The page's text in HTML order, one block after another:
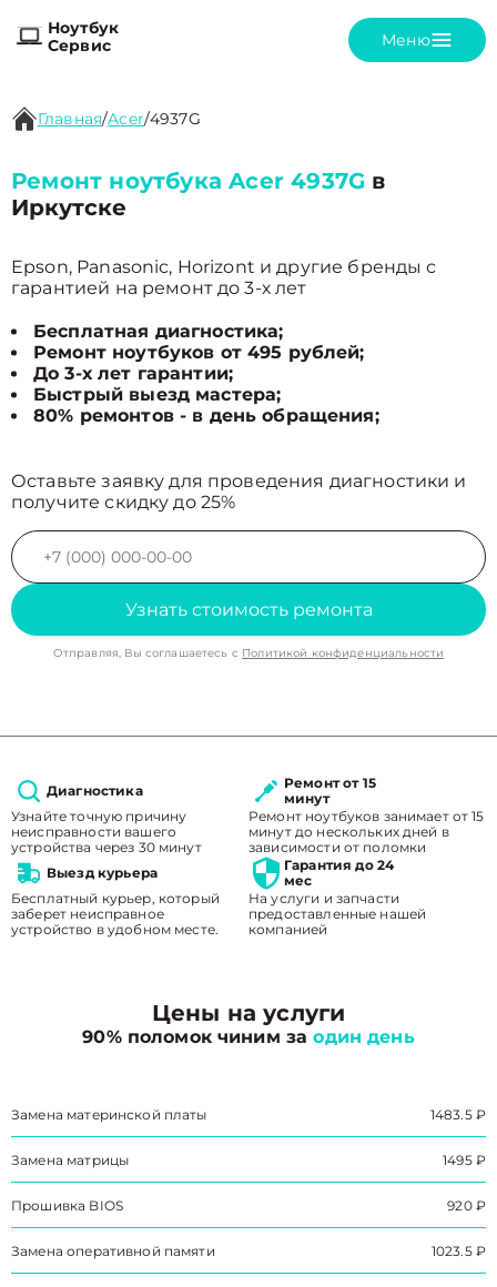
Ноутбук
Сервис
Меню
Главная/Acer/4937G
Ремонт ноутбука Acer 4937G в
Иркутске
Epson, Panasonic, Horizont и другие бренды с
гарантией на ремонт до 3-х лет
Бесплатная диагностика;
Ремонт ноутбуков от 495 рублей;
До 3-х лет гарантии;
Быстрый выезд мастера;
80% ремонтов - в день обращения;
Оставьте заявку для проведения диагностики и
получите скидку до 25%
Узнать стоимость ремонта
Отправляя, Вы соглашаетесь с Политикой конфиденциальности
Диагностика
Узнайте точную причину
неисправности вашего
устройства через 30 минут
Ремонт от 15
минут
Ремонт ноутбуков занимает от 15
минут до нескольких дней в
зависимости от поломки
Выезд курьера
Бесплатный курьер, который
заберет неисправное
устройство в удобном месте.
Гарантия до 24
мес
На услуги и запчасти
предоставленные нашей
компанией
Цены на услуги
90% поломок чиним заодин день
Замена материнской платы 1483.5 ₽
Замена матрицы 1495 ₽
Прошивка BIOS 920 ₽
Замена оперативной памяти 1023.5 ₽